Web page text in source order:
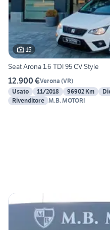
15
Seat Arona 1.6 TDI 95 CV Style
12.900 €Verona (VR)
Usato
11/2018 96902 Km
Rivenditore M.B. MOTORI